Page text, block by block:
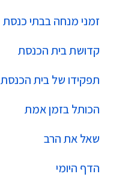
זמני מנחה בבתי כנסת
קדושת בית הכנסת
תפקידו של בית הכנסת
הכותל בזמן אמת
שאל את הרב
הדף היומי